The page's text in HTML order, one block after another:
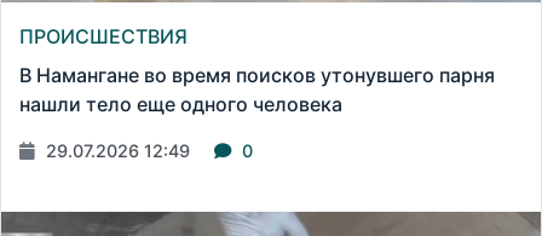
ПРОИСШЕСТВИЯ
В Намангане во время поисков утонувшего парня
нашли тело еще одного человека
29.07.2026 12:49 0